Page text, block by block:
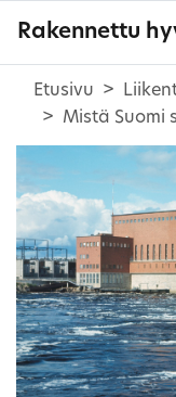
Rakennettu
Etusivu
Mistä Suomi